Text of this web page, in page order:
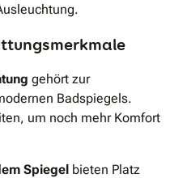
gehört zur
Badspiegels.
um noch mehr Komfort
Spiegel bieten Platz